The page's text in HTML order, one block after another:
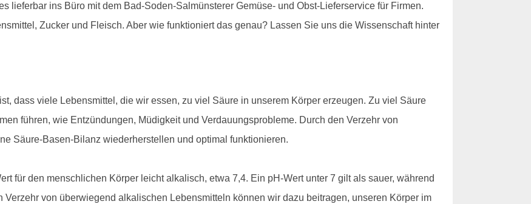
lieferbar ins Büro mit dem Bad-Soden-Salmünsterer Gemüse- und Obst-Lieferservice für Firmen.
Zucker und Fleisch. Aber wie funktioniert das genau? Lassen Sie uns die Wissenschaft hinter
dass viele Lebensmittel, die wir essen, zu viel Säure in unserem Körper erzeugen. Zu viel Säure
führen, wie Entzündungen, Müdigkeit und Verdauungsprobleme. Durch den Verzehr von
Säure-Basen-Bilanz wiederherstellen und optimal funktionieren.
für den menschlichen Körper leicht alkalisch, etwa 7,4. Ein pH-Wert unter 7 gilt als sauer, während
von überwiegend alkalischen Lebensmitteln können wir dazu beitragen, unseren Körper im